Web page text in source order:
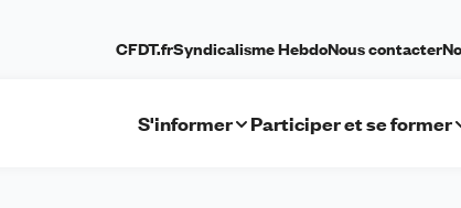
CFDT.frSyndicalisme HebdoNous contacter
S'informer Participer et se former